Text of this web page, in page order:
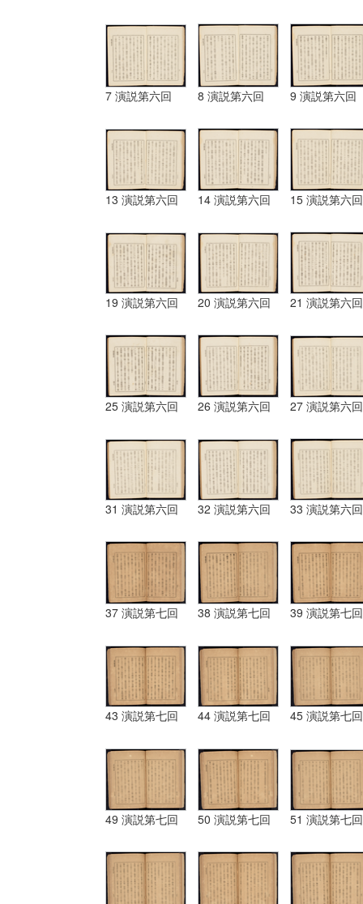
7 演説第六回 8 演説第六回 9 演説第六回
13 演説第六回 14 演説第六回 15 演説第六回
19 演説第六回 20 演説第六回 21 演説第六回
25 演説第六回 26 演説第六回 27 演説第六回
31 演説第六回 32 演説第六回 33 演説第六回
37 演説第七回 38 演説第七回 39 演説第七回
43 演説第七回 44 演説第七回 45 演説第七回
49 演説第七回 50 演説第七回 51 演説第七回